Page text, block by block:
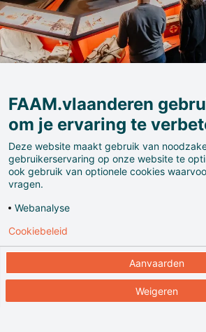
Het In Flanders Fields Museum
van de Eerste Wereldoorlog. In de
Ieper ontdek je de Groote Oorlog
objecten, video’s, projecties en
Je stapt binnen in het geheugen
Wereldoorlog. Het verleden is nog
FAAM.vlaanderen
om je ervaring te
Deze website maakt gebruik van
gebruikerservaring op onze website te
ook gebruik van optionele cookies
vragen.
Webanalyse
Aanvaarden
Weigeren
Cookiebeleid